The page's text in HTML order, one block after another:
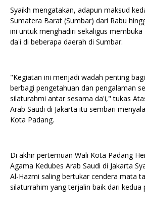
Syaikh mengatakan, adapun maksud
Sumatera Barat (Sumbar) dari Rabu
ini untuk menghadiri sekaligus
da'i di beberapa daerah di Sumbar.
"Kegiatan ini menjadi wadah penting
berbagi pengetahuan dan pengalaman
silaturahmi antar sesama da'i," tukas
Arab Saudi di Jakarta itu sembari
Kota Padang.
Di akhir pertemuan Wali Kota Padang
Agama Kedubes Arab Saudi di Jakarta
Al-Hazmi saling bertukar cendera mata
silaturrahim yang terjalin baik dari kedua